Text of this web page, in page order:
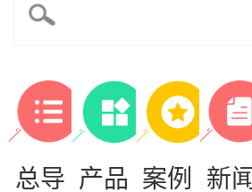
总导 产品 案例 新闻